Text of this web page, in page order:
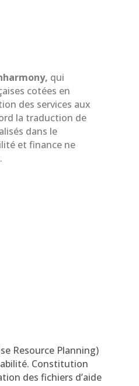
qui
cotées en
des services aux
la traduction de
dans le
et finance ne
Resource Planning)
Constitution
des fichiers d’aide